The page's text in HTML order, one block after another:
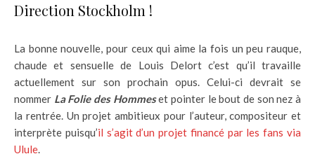
Direction Stockholm !
La bonne nouvelle, pour ceux qui aime la fois un peu rauque,
chaude et sensuelle de Louis Delort c’est qu’il travaille
actuellement sur son prochain opus. Celui-ci devrait se
nommer La Folie des Hommeset pointer le bout de son nez à
la rentrée. Un projet ambitieux pour l’auteur, compositeur et
interprète puisqu’il s’agit d’un projet financé par les fans via
Ulule.